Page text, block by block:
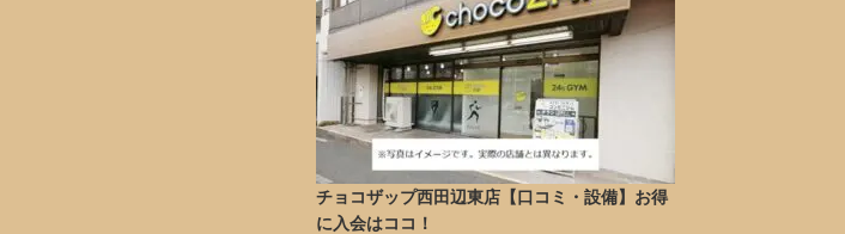
チョコザップ西田辺東店【口コミ・設備】お得
に入会はココ！